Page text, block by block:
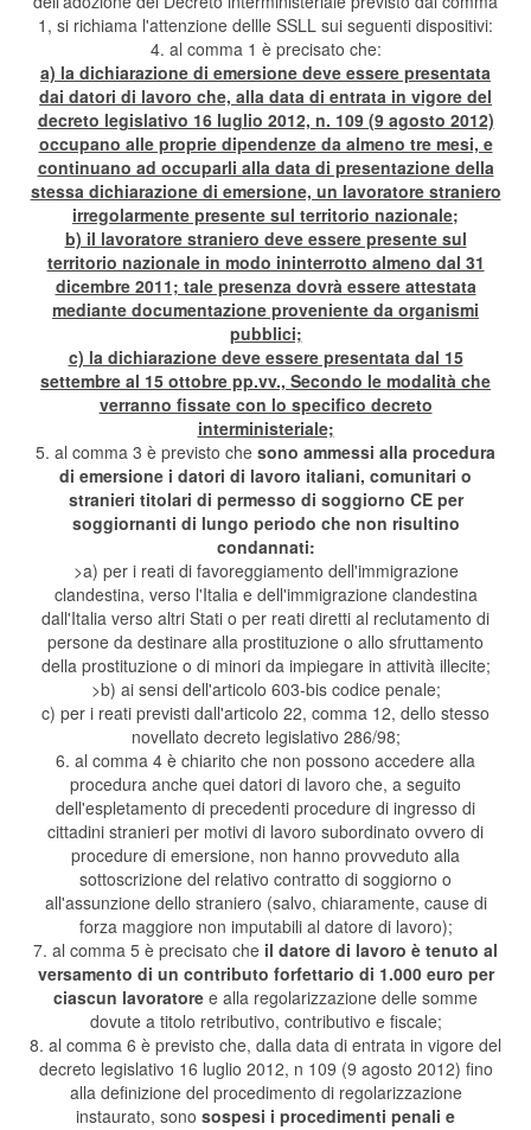
1, si richiama l'attenzione dellle SSLL sui seguenti dispositivi:
4. al comma 1 è precisato che:
a) la dichiarazione di emersione deve essere presentata
dai datori di lavoro che, alla data di entrata in vigore del
decreto legislativo 16 luglio 2012, n. 109 (9 agosto 2012)
occupano alle proprie dipendenze da almeno tre mesi, e
continuano ad occuparli alla data di presentazione della
stessa dichiarazione di emersione, un lavoratore straniero
irregolarmente presente sul territorio nazionale;
b) il lavoratore straniero deve essere presente sul
territorio nazionale in modo ininterrotto almeno dal 31
dicembre 2011; tale presenza dovrà essere attestata
mediante documentazione proveniente da organismi
pubblici;
c) la dichiarazione deve essere presentata dal 15
settembre al 15 ottobre pp.vv., Secondo le modalità che
verranno fissate con lo specifico decreto
interministeriale;
5. al comma 3 è previsto che sono ammessi alla procedura
di emersione i datori di lavoro italiani, comunitari o
stranieri titolari di permesso di soggiorno CE per
soggiornanti di lungo periodo che non risultino
condannati:
>a) per i reati di favoreggiamento dell'immigrazione
clandestina, verso l'Italia e dell'immigrazione clandestina
dall'Italia verso altri Stati o per reati diretti al reclutamento di
persone da destinare alla prostituzione o allo sfruttamento
della prostituzione o di minori da impiegare in attività illecite;
>b) ai sensi dell'articolo 603-bis codice penale;
c) per i reati previsti dall'articolo 22, comma 12, dello stesso
novellato decreto legislativo 286/98;
6. al comma 4 è chiarito che non possono accedere alla
procedura anche quei datori di lavoro che, a seguito
dell'espletamento di precedenti procedure di ingresso di
cittadini stranieri per motivi di lavoro subordinato ovvero di
procedure di emersione, non hanno provveduto alla
sottoscrizione del relativo contratto di soggiorno o
all'assunzione dello straniero (salvo, chiaramente, cause di
forza maggiore non imputabili al datore di lavoro);
7. al comma 5 è precisato che il datore di lavoro è tenuto al
versamento di un contributo forfettario di 1.000 euro per
ciascun lavoratore e alla regolarizzazione delle somme
dovute a titolo retributivo, contributivo e fiscale;
8. al comma 6 è previsto che, dalla data di entrata in vigore del
decreto legislativo 16 luglio 2012, n 109 (9 agosto 2012) fino
alla definizione del procedimento di regolarizzazione
instaurato, sono sospesi i procedimenti penali e